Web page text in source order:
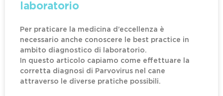
laboratorio
Per praticare la medicina d’eccellenza è
necessario anche conoscere le best practice in
ambito diagnostico di laboratorio.
In questo articolo capiamo come effettuare la
corretta diagnosi di Parvovirus nel cane
attraverso le diverse pratiche possibili.